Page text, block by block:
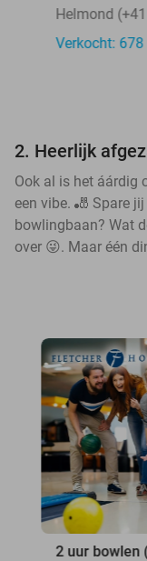
Helmond
Verkocht: 678
2. Heerlijk
Ook al is het áárdig
een vibe. 🎳 Spare
bowlingbaan? Wat
over 😜. Maar één
2 uur bowlen